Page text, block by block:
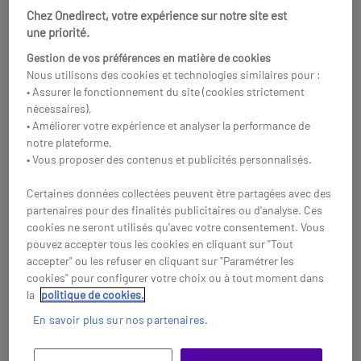
Réf: SALS27D800UAUXEN
environnements de travail.
Réf: SALS27D600UAUXEN
Samsung S80D
Moniteur PC 4K 27''
avec technologie IPS, HDR10 et
webcam
de 24 pouces avec station
Chez Onedirect, votre expérience sur notre site est
une priorité.
Gestion de vos préférences en matière de cookies
Nous utilisons des cookies et technologies similaires pour :
• Assurer le fonctionnement du site (cookies strictement
nécessaires),
• Améliorer votre expérience et analyser la performance de
notre plateforme,
• Vous proposer des contenus et publicités personnalisés.
Certaines données collectées peuvent être partagées avec des
partenaires pour des finalités publicitaires ou d'analyse. Ces
cookies ne seront utilisés qu'avec votre consentement. Vous
pouvez accepter tous les cookies en cliquant sur "Tout
accepter" ou les refuser en cliquant sur "Paramétrer les
cookies" pour configurer votre choix ou à tout moment dans
la politique de cookies.
En savoir plus sur nos partenaires.